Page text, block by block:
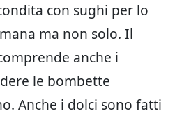
con sughi per lo
ma non solo. Il
anche i
le bombette
Anche i dolci sono fatti